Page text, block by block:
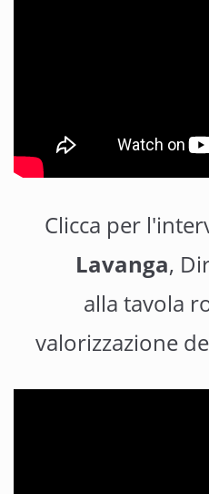
Clicca per
Lavanga,
alla tavola
valorizzazione